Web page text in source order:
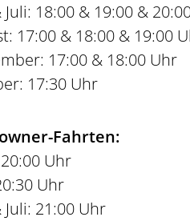
Juli: 18:00 & 19:00 &
17:00 & 18:00 & 19:00
17:00 & 18:00 Uhr
17:30 Uhr
Fahrten:
Uhr
Uhr
Juli: 21:00 Uhr